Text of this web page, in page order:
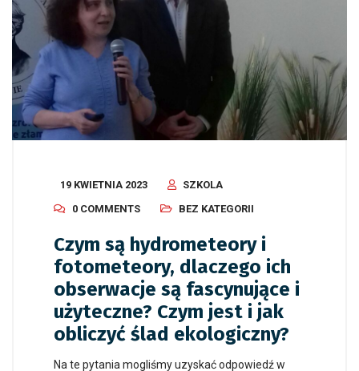
19 KWIETNIA 2023
SZKOLA
0 COMMENTS
BEZ KATEGORII
Czym są hydrometeory i
fotometeory, dlaczego ich
obserwacje są fascynujące i
użyteczne? Czym jest i jak
obliczyć ślad ekologiczny?
Na te pytania mogliśmy uzyskać odpowiedź w